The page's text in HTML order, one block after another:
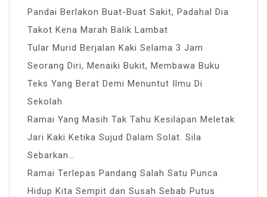
Pandai Berlakon Buat-Buat Sakit, Padahal Dia
Takot Kena Marah Balik Lambat
Tular Murid Berjalan Kaki Selama 3 Jam
Seorang Diri, Menaiki Bukit, Membawa Buku
Teks Yang Berat Demi Menuntut Ilmu Di
Sekolah
Ramai Yang Masih Tak Tahu Kesilapan Meletak
Jari Kaki Ketika Sujud Dalam Solat. Sila
Sebarkan…
Ramai Terlepas Pandang Salah Satu Punca
Hidup Kita Sempit dan Susah Sebab Putus